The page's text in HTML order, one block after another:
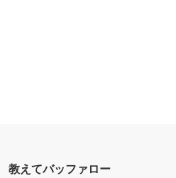
教えてバッファロー